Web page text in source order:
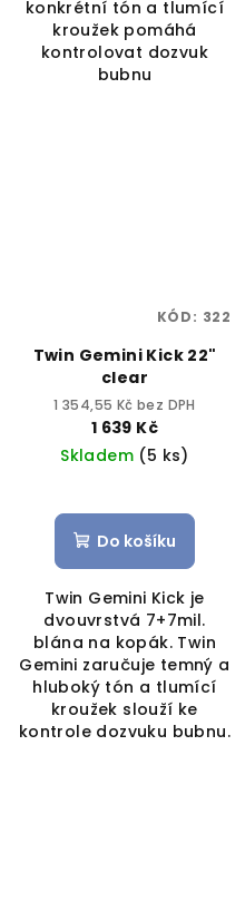
konkrétní tón a tlumící
kroužek pomáhá
kontrolovat dozvuk
bubnu
Twin Gemini Kick 22"
clear
1 354,55 Kč bez DPH
1 639 Kč
Skladem (5 ks)
Do košíku
Twin Gemini Kick je
dvouvrstvá 7+7mil.
blána na kopák. Twin
Gemini zaručuje temný a
hluboký tón a tlumící
kroužek slouží ke
kontrole dozvuku bubnu.
KÓD: 322